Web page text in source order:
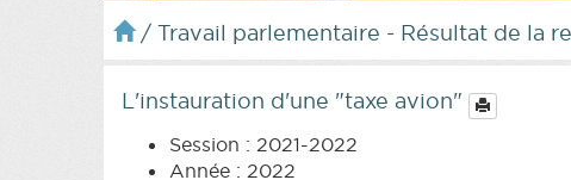
/ Travail parlementaire - Résultat de la
L'instauration d'une "taxe avion"
Session : 2021-2022
Année : 2022